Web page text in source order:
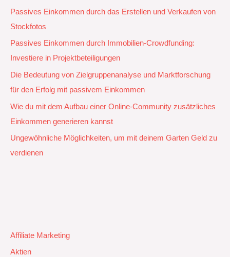
Passives Einkommen durch das Erstellen und Verkaufen von
Stockfotos
Passives Einkommen durch Immobilien-Crowdfunding:
Investiere in Projektbeteiligungen
Die Bedeutung von Zielgruppenanalyse und Marktforschung
für den Erfolg mit passivem Einkommen
Wie du mit dem Aufbau einer Online-Community zusätzliches
Einkommen generieren kannst
Ungewöhnliche Möglichkeiten, um mit deinem Garten Geld zu
verdienen
Affiliate Marketing
Aktien